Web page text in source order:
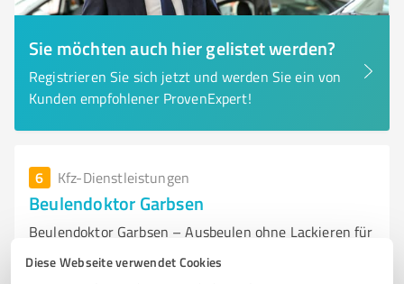
Diese Webseite verwendet Cookies
Sie möchten auch hier gelistet werden?
Registrieren Sie sich jetzt und werden Sie ein von
Kunden empfohlener ProvenExpert!
6 Kfz-Dienstleistungen
Beulendoktor Garbsen
Beulendoktor Garbsen – Ausbeulen ohne Lackieren für
Dellen und Hagelschäden